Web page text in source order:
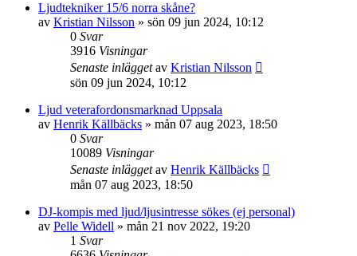
Ljudtekniker 15/6 norra skåne?
av Kristian Nilsson » sön 09 jun 2024, 10:12
0 Svar
3916 Visningar
Senaste inläggetav Kristian Nilsson
sön 09 jun 2024, 10:12
Ljud veterafordonsmarknad Uppsala
av Henrik Källbäcks » mån 07 aug 2023, 18:50
0 Svar
10089 Visningar
Senaste inläggetav Henrik Källbäcks
mån 07 aug 2023, 18:50
DJ-kompis med ljud/ljusintresse sökes (ej personal)
av Pelle Widell » mån 21 nov 2022, 19:20
1 Svar